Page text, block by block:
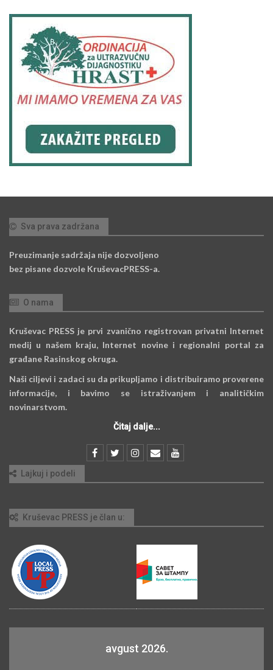
Sva prava zadržana
Preuzimanje sadržaja nije dozvoljeno
bez pisane dozvole KruševacPRESS-a.
O nama
Kruševac PRESS je prvi zvanično registrovan privatni Internet
medij u našem kraju, Internet novine i regionalni portal za
građane Rasinskog okruga.
Naši ciljevi i zadaci su da prikupljamo i distribuiramo proverene
informacije, i bavimo se istraživanjem i analitičkim
novinarstvom.
Čitaj dalje...
Lajkuj i podeli
Kruševac PRESS je član u:
avgust 2026.